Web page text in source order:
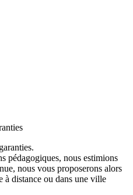
pédagogiques, nous estimions
nous vous proposerons alors
à distance ou dans une ville